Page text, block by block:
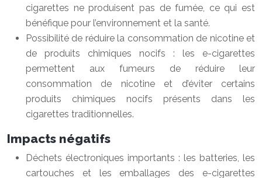
cigarettes ne produisent pas de fumée, ce qui est
bénéfique pour l’environnement et la santé.
Possibilité de réduire la consommation de nicotine et
de produits chimiques nocifs : les e-cigarettes
permettent aux fumeurs de réduire leur
consommation de nicotine et d’éviter certains
produits chimiques nocifs présents dans les
cigarettes traditionnelles.
Impacts négatifs
Déchets électroniques importants : les batteries, les
cartouches et les emballages des e-cigarettes